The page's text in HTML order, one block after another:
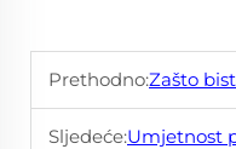
Prethodno:Zašto biste
Sljedeće:Umjetnost